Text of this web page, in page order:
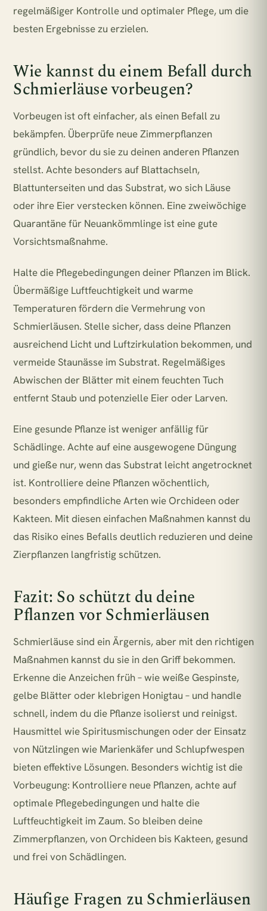
regelmäßiger Kontrolle und optimaler Pflege, um die
besten Ergebnisse zu erzielen.
Wie kannst du einem Befall durch
Schmierläuse vorbeugen?
Vorbeugen ist oft einfacher, als einen Befall zu
bekämpfen. Überprüfe neue Zimmerpflanzen
gründlich, bevor du sie zu deinen anderen Pflanzen
stellst. Achte besonders auf Blattachseln,
Blattunterseiten und das Substrat, wo sich Läuse
oder ihre Eier verstecken können. Eine zweiwöchige
Quarantäne für Neuankömmlinge ist eine gute
Vorsichtsmaßnahme.
Halte die Pflegebedingungen deiner Pflanzen im Blick.
Übermäßige Luftfeuchtigkeit und warme
Temperaturen fördern die Vermehrung von
Schmierläusen. Stelle sicher, dass deine Pflanzen
ausreichend Licht und Luftzirkulation bekommen, und
vermeide Staunässe im Substrat. Regelmäßiges
Abwischen der Blätter mit einem feuchten Tuch
entfernt Staub und potenzielle Eier oder Larven.
Eine gesunde Pflanze ist weniger anfällig für
Schädlinge. Achte auf eine ausgewogene Düngung
und gieße nur, wenn das Substrat leicht angetrocknet
ist. Kontrolliere deine Pflanzen wöchentlich,
besonders empfindliche Arten wie Orchideen oder
Kakteen. Mit diesen einfachen Maßnahmen kannst du
das Risiko eines Befalls deutlich reduzieren und deine
Zierpflanzen langfristig schützen.
Fazit: So schützt du deine
Pflanzen vor Schmierläusen
Schmierläuse sind ein Ärgernis, aber mit den richtigen
Maßnahmen kannst du sie in den Griff bekommen.
Erkenne die Anzeichen früh – wie weiße Gespinste,
gelbe Blätter oder klebrigen Honigtau – und handle
schnell, indem du die Pflanze isolierst und reinigst.
Hausmittel wie Spiritusmischungen oder der Einsatz
von Nützlingen wie Marienkäfer und Schlupfwespen
bieten effektive Lösungen. Besonders wichtig ist die
Vorbeugung: Kontrolliere neue Pflanzen, achte auf
optimale Pflegebedingungen und halte die
Luftfeuchtigkeit im Zaum. So bleiben deine
Zimmerpflanzen, von Orchideen bis Kakteen, gesund
und frei von Schädlingen.
Häufige Fragen zu Schmierläusen